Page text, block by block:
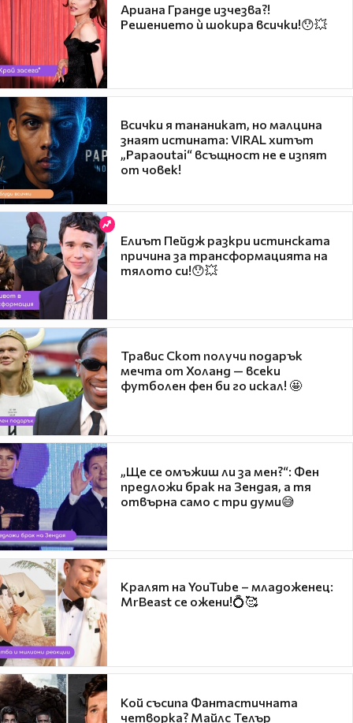
Ариана Гранде изчезва?!
Решението ѝ шокира всички!😯💥
Всички я тананикат, но малцина
знаят истината: VIRAL хитът
„Papaoutai“ всъщност не е изпят
от човек!
Елиът Пейдж разкри истинската
причина за трансформацията на
тялото си!😯💥
Травис Скот получи подарък
мечта от Холанд — всеки
футболен фен би го искал! 🤩
„Ще се омъжиш ли за мен?“: Фен
предложи брак на Зендая, а тя
отвърна само с три думи😅
Кралят на YouTube – младоженец:
MrBeast се ожени!💍🥰
Кой съсипа Фантастичната
четворка? Майлс Телър